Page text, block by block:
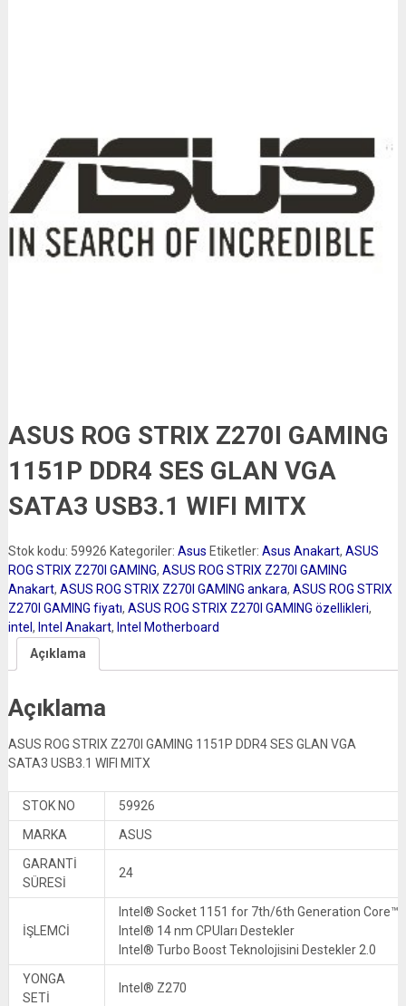
ASUS ROG STRIX Z270I GAMING
1151P DDR4 SES GLAN VGA
SATA3 USB3.1 WIFI MITX
Stok kodu: 59926 Kategoriler: Asus Etiketler: Asus Anakart, ASUS
ROG STRIX Z270I GAMING, ASUS ROG STRIX Z270I GAMING
Anakart, ASUS ROG STRIX Z270I GAMING ankara, ASUS ROG STRIX
Z270I GAMING fiyatı, ASUS ROG STRIX Z270I GAMING özellikleri,
intel , Intel Anakart, Intel Motherboard
Açıklama
Açıklama
ASUS ROG STRIX Z270I GAMING 1151P DDR4 SES GLAN VGA
SATA3 USB3.1 WIFI MITX
STOK NO
59926
MARKA
ASUS
GARANTİ
SÜRESİ
24
İŞLEMCİ
Intel® Socket 1151 for 7th/6th Generation
Intel® 14 nm CPUları Destekler
Intel® Turbo Boost Teknolojisini Destekler 2.0
YONGA
SETİ
Intel® Z270